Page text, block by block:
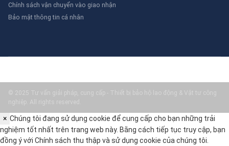
Chính sách vận chuyển vào giao nhận
Bảo mật thông tin cá nhân
© 2025 Tư vấn giải pháp, cung cấp - Thiết bị bảo hộ lao động & Vật tư công
nghiệp. All rights reserved.
× Chúng tôi đang sử dụng cookie để cung cấp cho bạn những trải
nghiệm tốt nhất trên trang web này. Bằng cách tiếp tục truy cập, bạn
đồng ý với Chính sách thu thập và sử dụng cookie của chúng tôi.